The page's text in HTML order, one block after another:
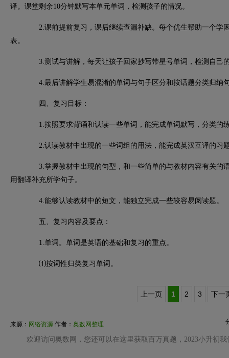
译。课堂剩余10分钟默写本单元单词，检测孩子的情况。
2.课前提前复习，课后继续查漏补缺。每个优生帮助一个学
表。
3.测试与讲解，每天让孩子回家抄写带星号单词，检测自己
4.最后讲解学生易混淆的单词与句子区分和按话题分类归纳
四、复习目标：
1.按照要求背诵和认读一些单词，能完成单词默写，分类的
2.认读教材中出现的一些词组的用法，能完成英汉互译的习
3.掌握教材中出现的句型，和一些简单的与教材内容有关的
用翻译补充所学句子。
4.能够认读教材中的短文，能独立完成一些较容易阅读题。
五、复习内容及要点：
1.单词。单词是英语的基础和复习的重点。
⑴按词性归类复习单词。
上一页 1 2 3 下一
来源： 网络资源 作者： 奥数网整理
欢迎访问奥数网，您还可以在这里获取百万真题，2023小升初